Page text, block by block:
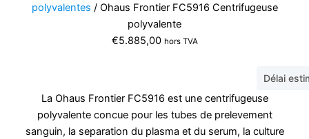
polyvalentes / Ohaus Frontier FC5916 Centrifugeuse
polyvalente
€5.885,00 hors TVA
Délai
La Ohaus Frontier FC5916 est une centrifugeuse
polyvalente concue pour les tubes de prelevement
sanguin, la separation du plasma et du serum, la culture